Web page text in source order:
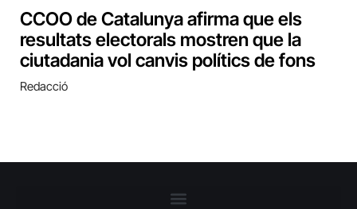
CCOO de Catalunya afirma que els
resultats electorals mostren que la
ciutadania vol canvis polítics de fons
Redacció